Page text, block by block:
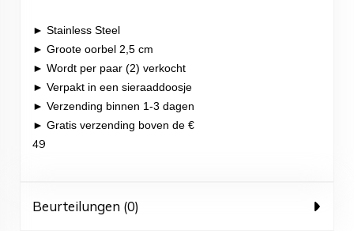
► Stainless Steel
► Groote oorbel 2,5 cm
► Wordt per paar (2) verkocht
► Verpakt in een sieraaddoosje
► Verzending binnen 1-3 dagen
► Gratis verzending boven de €
49
Beurteilungen (0)